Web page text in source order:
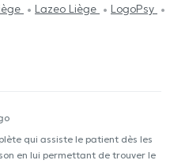
Lazeo Liège
LogoPsy
qui assiste le patient dès les
en lui permettant de trouver le